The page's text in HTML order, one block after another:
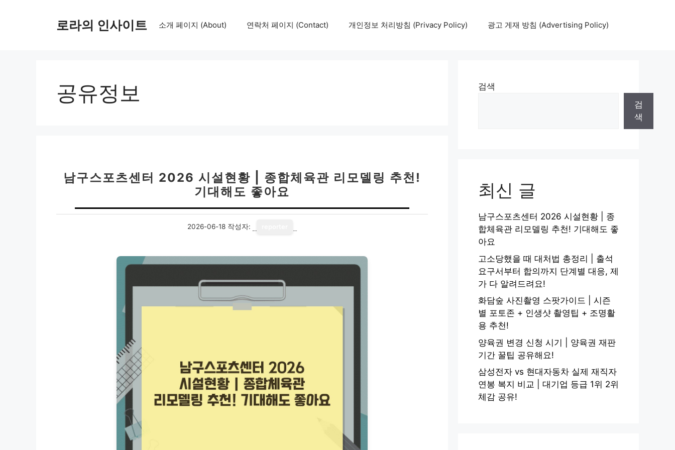
로라의 인사이트 소개 페이지 (About) 연락처 페이지 (Contact) 개인정보 처리방침 (Privacy Policy) 광고 게재 방침 (Advertising Policy)
공유정보
남구스포츠센터 2026 시설현황 | 종합체육관 리모델링 추천!
기대해도 좋아요
2026-06-18 작성자:
검색
검
색
최신 글
남구스포츠센터 2026 시설현황 | 종
합체육관 리모델링 추천! 기대해도 좋
아요
고소당했을 때 대처법 총정리 | 출석
요구서부터 합의까지 단계별 대응, 제
가 다 알려드려요!
화담숲 사진촬영 스팟가이드 | 시즌
별 포토존 + 인생샷 촬영팁 + 조명활
용 추천!
양육권 변경 신청 시기 | 양육권 재판
기간 꿀팁 공유해요!
삼성전자 vs 현대자동차 실제 재직자
연봉 복지 비교 | 대기업 등급 1위 2위
체감 공유!